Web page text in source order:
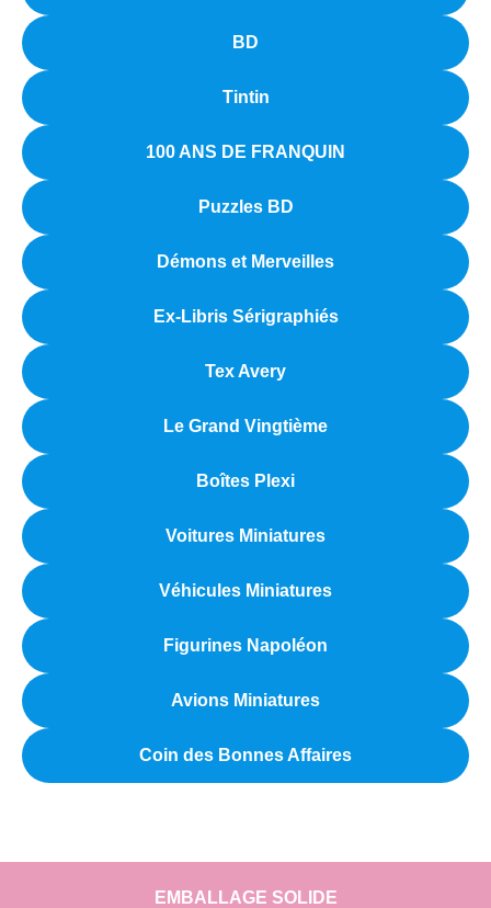
BD
Tintin
100 ANS DE FRANQUIN
Puzzles BD
Démons et Merveilles
Ex-Libris Sérigraphiés
Tex Avery
Le Grand Vingtième
Boîtes Plexi
Voitures Miniatures
Véhicules Miniatures
Figurines Napoléon
Avions Miniatures
Coin des Bonnes Affaires
EMBALLAGE SOLIDE